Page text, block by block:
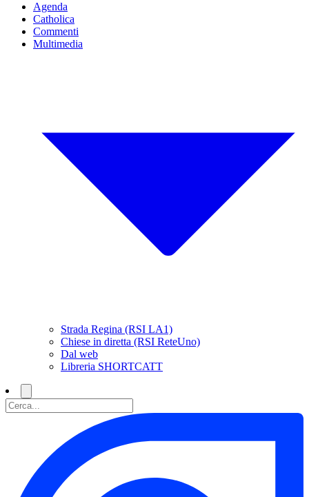
Agenda
Catholica
Commenti
Multimedia
Strada Regina (RSI LA1)
Chiese in diretta (RSI ReteUno)
Dal web
Libreria SHORTCATT